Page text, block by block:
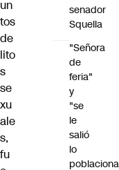
un
tos
de
lito
s
se
xu
ale
s,
fu
senador
Squella
"Señora
de
feria"
y
"se
le
salió
lo